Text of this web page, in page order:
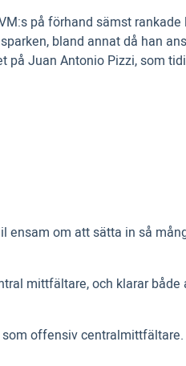
på förhand sämst
bland annat då han
på Juan Antonio Pizzi, som
om att sätta in så
mittfältare, och klarar
offensiv